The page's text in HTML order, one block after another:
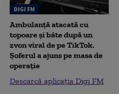
DIGI FM
Ambulanță atacată cu
topoare și bâte după un
zvon viral de pe TikTok.
Șoferul a ajuns pe masa de
operație
Descarcă aplicația Digi FM